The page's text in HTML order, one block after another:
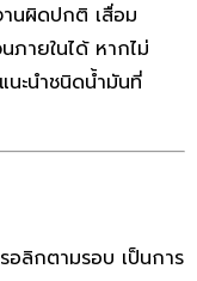
านผิดปกติ เสื่อม
ภายในได้ หากไม่
นะนำชนิดน้ำมันที่
อลิกตามรอบ เป็นการ